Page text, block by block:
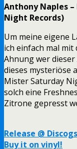
Anthony Naples
Night Records)
Um meine eigene
ich einfach mal mit
Ahnung wer
dieses mysteriöse
Mister Saturday
solch eine
Zitrone gepresst
Release @ Discogs
Buy it on vinyl!